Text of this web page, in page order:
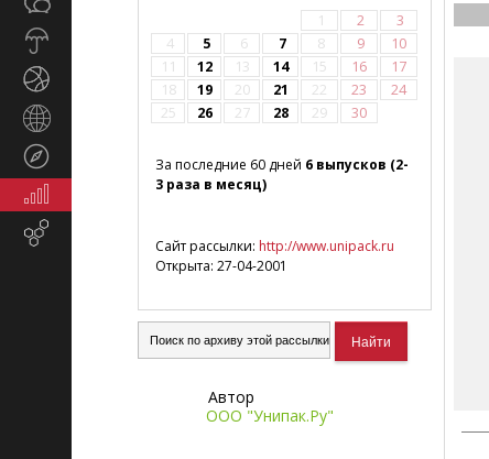
Экономика
маркетинг
1 2
3
4
5 6 7 8 9
10
11
12 13 14 15 16
17
18
19 20 21 22 23
24
25
26 27 28 29 30
За последние 60 дней 6 выпусков (2-
3 раза в месяц)
Сайт рассылки: http://www.unipack.ru
Открыта: 27-04-2001
Автор
ООО "Унипак.Ру"